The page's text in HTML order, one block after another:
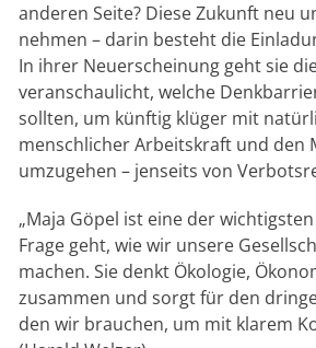
anderen Seite? Diese Zukunft neu
nehmen – darin besteht die
In ihrer Neuerscheinung geht sie
veranschaulicht, welche
sollten, um künftig klüger mit
menschlicher Arbeitskraft und den
umzugehen – jenseits von
„Maja Göpel ist eine der
Frage geht, wie wir unsere
machen. Sie denkt Ökologie,
zusammen und sorgt für den
den wir brauchen, um mit klarem